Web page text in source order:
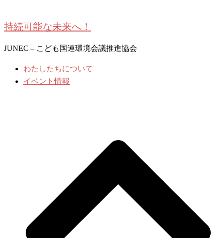
ン
ン
持続可能な未来へ！
JUNEC – こども国連環境会議推進協会
わたしたちについて
イベント情報